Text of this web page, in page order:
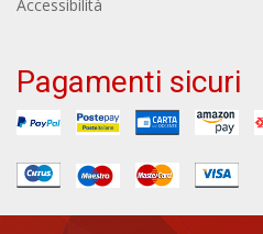
Accessibilità
Pagamenti sicuri